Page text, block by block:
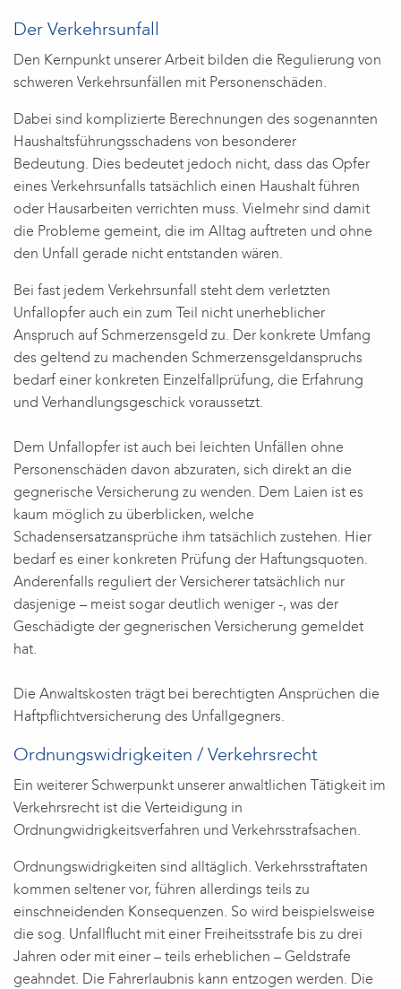
Der Verkehrsunfall
Den Kernpunkt unserer Arbeit bilden die Regulierung von
schweren Verkehrsunfällen mit Personenschäden.
Dabei sind komplizierte Berechnungen des sogenannten
Haushaltsführungsschadens von besonderer
Bedeutung. Dies bedeutet jedoch nicht, dass das Opfer
eines Verkehrsunfalls tatsächlich einen Haushalt führen
oder Hausarbeiten verrichten muss. Vielmehr sind damit
die Probleme gemeint, die im Alltag auftreten und ohne
den Unfall gerade nicht entstanden wären.
Bei fast jedem Verkehrsunfall steht dem verletzten
Unfallopfer auch ein zum Teil nicht unerheblicher
Anspruch auf Schmerzensgeld zu. Der konkrete Umfang
des geltend zu machenden Schmerzensgeldanspruchs
bedarf einer konkreten Einzelfallprüfung, die Erfahrung
und Verhandlungsgeschick voraussetzt.
Dem Unfallopfer ist auch bei leichten Unfällen ohne
Personenschäden davon abzuraten, sich direkt an die
gegnerische Versicherung zu wenden. Dem Laien ist es
kaum möglich zu überblicken, welche
Schadensersatzansprüche ihm tatsächlich zustehen. Hier
bedarf es einer konkreten Prüfung der Haftungsquoten.
Anderenfalls reguliert der Versicherer tatsächlich nur
dasjenige – meist sogar deutlich weniger -, was der
Geschädigte der gegnerischen Versicherung gemeldet
hat.
Die Anwaltskosten trägt bei berechtigten Ansprüchen die
Haftpflichtversicherung des Unfallgegners.
Ordnungswidrigkeiten / Verkehrsrecht
Ein weiterer Schwerpunkt unserer anwaltlichen Tätigkeit im
Verkehrsrecht ist die Verteidigung in
Ordnungwidrigkeitsverfahren und Verkehrsstrafsachen.
Ordnungswidrigkeiten sind alltäglich. Verkehrsstraftaten
kommen seltener vor, führen allerdings teils zu
einschneidenden Konsequenzen. So wird beispielsweise
die sog. Unfallflucht mit einer Freiheitsstrafe bis zu drei
Jahren oder mit einer – teils erheblichen – Geldstrafe
geahndet. Die Fahrerlaubnis kann entzogen werden. Die